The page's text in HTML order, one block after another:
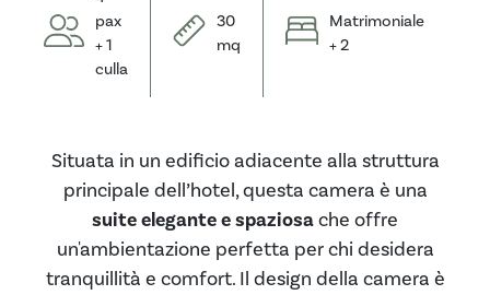
pax
+ 1
culla
30
mq
Matrimoniale
+ 2
Situata in un edificio adiacente alla struttura
principale dell’hotel, questa camera è una
suite elegante e spaziosache offre
un'ambientazione perfetta per chi desidera
tranquillità e comfort. Il design della camera è